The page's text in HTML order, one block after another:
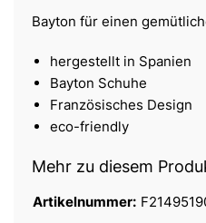
Bayton für einen
hergestellt in Spanien
Bayton Schuhe
Französisches Design
eco-friendly
Mehr zu diesem
Artikelnummer: